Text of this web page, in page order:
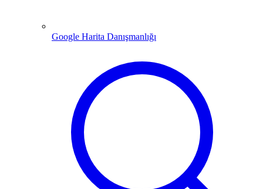
Google Harita Danışmanlığı